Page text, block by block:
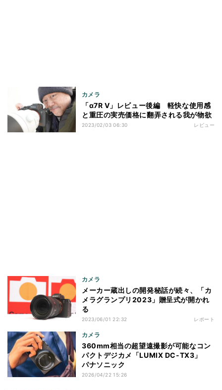
カメラ
「α7R V」レビュー後編 軽快な使用感
と重圧の実売価格に翻弄される我が物欲
2023/02/03 06:30 レビュー
カメラ
メーカー蔵出しの開発秘話が続々、「カ
メラグランプリ2023」贈呈式が開かれ
る
2023/06/01 22:32 レポート
カメラ
360mm相当の超望遠撮影が可能なコン
パクトデジカメ「LUMIX DC-TX3」
パナソニック
2026/04/22 15:26